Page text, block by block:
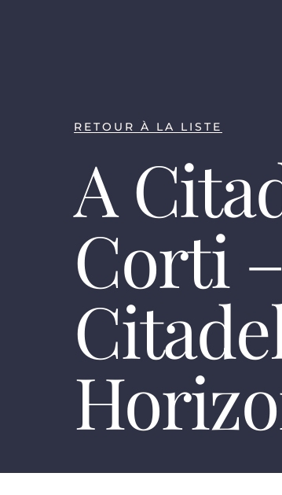
RETOUR À LA LISTE
A
Corti